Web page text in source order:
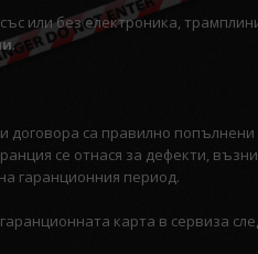
или без електроника,
.
договора са правилно
се отнася за дефекти,
гаранционния период.
карта в сервиза